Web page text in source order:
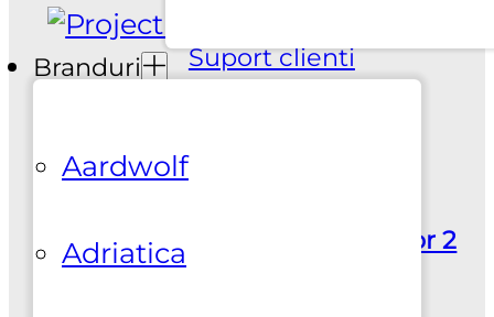
Branduri
Aardwolf
Adriatica
Suport clienti
Sos. Colentina nr. 381, Sector 2
Bucuresti | 0100100